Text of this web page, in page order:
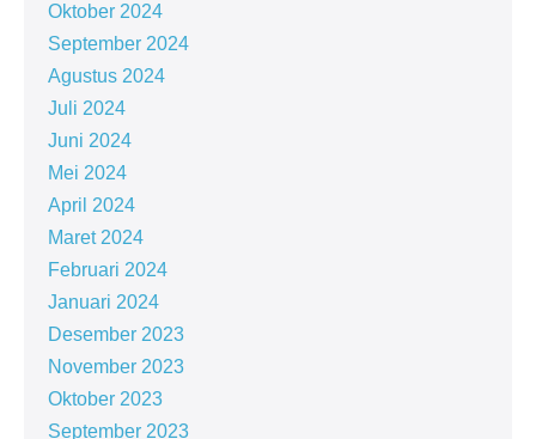
Oktober 2024
September 2024
Agustus 2024
Juli 2024
Juni 2024
Mei 2024
April 2024
Maret 2024
Februari 2024
Januari 2024
Desember 2023
November 2023
Oktober 2023
September 2023